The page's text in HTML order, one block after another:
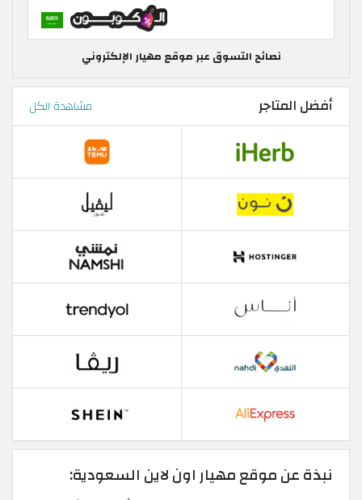
نصائح التسوق عبر موقع مهيار الإلكتروني
أفضل المتاجر مشاهدة الكل
نبذة عن موقع مهيار اون لاين السعودية: